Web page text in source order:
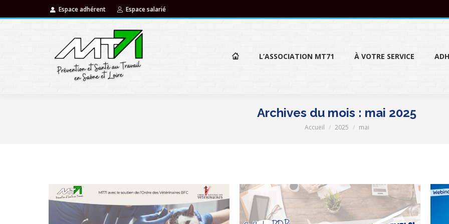
Espace adhérent Espace salarié
L’ASSOCIATION MT71 À VOTRE SERVICE
Archives du mois : mai 2025
Vous êtes ici :
Accueil 2025 mai